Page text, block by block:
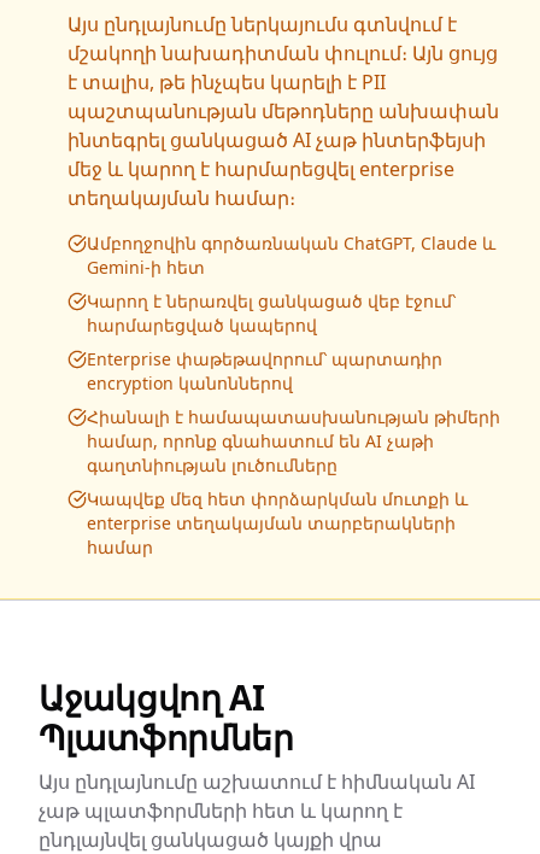
Այս ընդլայնումը ներկայումս գտնվում է
մշակողի նախադիտման փուլում։ Այն ցույց
է տալիս, թե ինչպես կարելի է PII
պաշտպանության մեթոդները անխափան
ինտեգրել ցանկացած AI չաթ ինտերֆեյսի
մեջ և կարող է հարմարեցվել enterprise
տեղակայման համար։
Ամբողջովին գործառնական ChatGPT, Claude և
Gemini-ի հետ
Կարող է ներառվել ցանկացած վեբ էջում՝
հարմարեցված կապերով
Enterprise փաթեթավորում՝ պարտադիր
encryption կանոններով
Հիանալի է համապատասխանության թիմերի
համար, որոնք գնահատում են AI չաթի
գաղտնիության լուծումները
Կապվեք մեզ հետ փորձարկման մուտքի և
enterprise տեղակայման տարբերակների
համար
Աջակցվող AI
Պլատֆորմներ
Այս ընդլայնումը աշխատում է հիմնական AI
չաթ պլատֆորմների հետ և կարող է
ընդլայնվել ցանկացած կայքի վրա